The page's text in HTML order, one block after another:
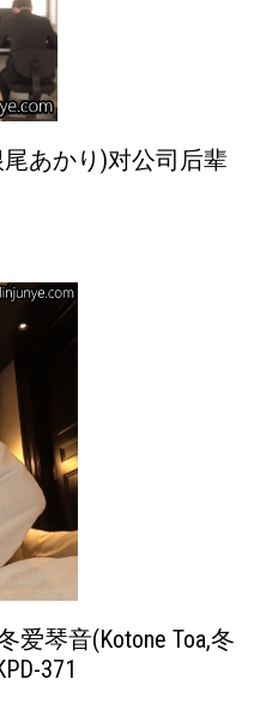
尾あかり)对公司后辈
琴音(Kotone Toa,冬
371